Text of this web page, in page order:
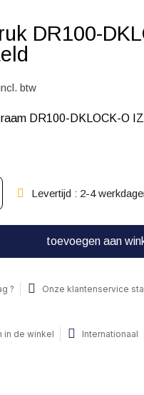
DR100-
btw
DR100-DKLOCK-O
Levertijd : 2-4
toevoegen aan
? Onze klantenservice
in de winkel Internationaal